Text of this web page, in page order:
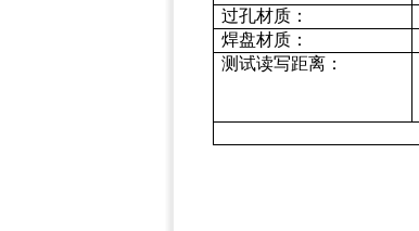
过孔材质：
焊盘材质：
测试读写距离：